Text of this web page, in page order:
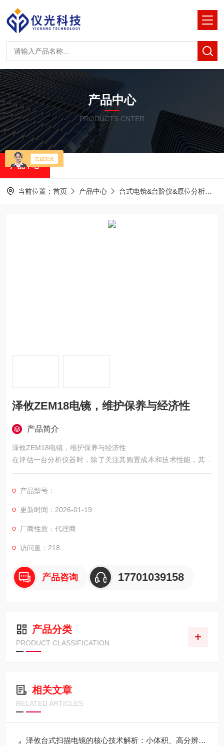
产品中心
PRODUCTS CNTER
产品中心
当前位置： 首页 产品中心 台式电镜&台阶仪&原位分析
泽攸ZEM18电镜，维护保养与经济性
产品简介
泽攸ZEM18电镜，维护保养与经济性
在评估一台分析仪器时，除了关注其购置成本和技术性能，其全
生命周期内的运行维护成本和经济性也是用户，特别是预算有限
产品型号：
更新时间：2026-01-19
厂商性质：代理商
访问量：218
产品咨询 17701039158
产品分类
PRODUCT CLASSIFICATION
相关文章
RELATED ARTICLES
泽攸台式扫描电镜的核心技术解析：小体积、高分辨率与桌面化的如何兼得？